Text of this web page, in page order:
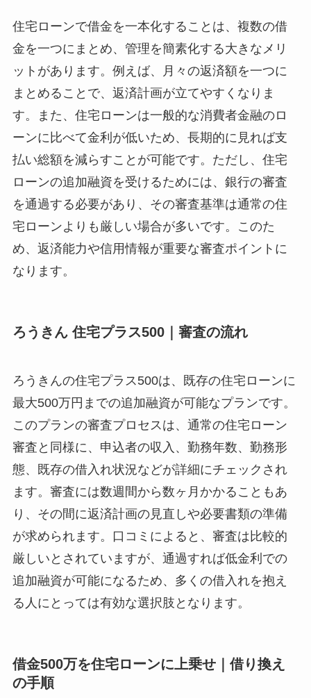
住宅ローンで借金を一本化することは、複数の借
金を一つにまとめ、管理を簡素化する大きなメリ
ットがあります。例えば、月々の返済額を一つに
まとめることで、返済計画が立てやすくなりま
す。また、住宅ローンは一般的な消費者金融のロ
ーンに比べて金利が低いため、長期的に見れば支
払い総額を減らすことが可能です。ただし、住宅
ローンの追加融資を受けるためには、銀行の審査
を通過する必要があり、その審査基準は通常の住
宅ローンよりも厳しい場合が多いです。このた
め、返済能力や信用情報が重要な審査ポイントに
なります。
ろうきん 住宅プラス500｜審査の流れ
ろうきんの住宅プラス500は、既存の住宅ローンに
最大500万円までの追加融資が可能なプランです。
このプランの審査プロセスは、通常の住宅ローン
審査と同様に、申込者の収入、勤務年数、勤務形
態、既存の借入れ状況などが詳細にチェックされ
ます。審査には数週間から数ヶ月かかることもあ
り、その間に返済計画の見直しや必要書類の準備
が求められます。口コミによると、審査は比較的
厳しいとされていますが、通過すれば低金利での
追加融資が可能になるため、多くの借入れを抱え
る人にとっては有効な選択肢となります。
借金500万を住宅ローンに上乗せ｜借り換え
の手順